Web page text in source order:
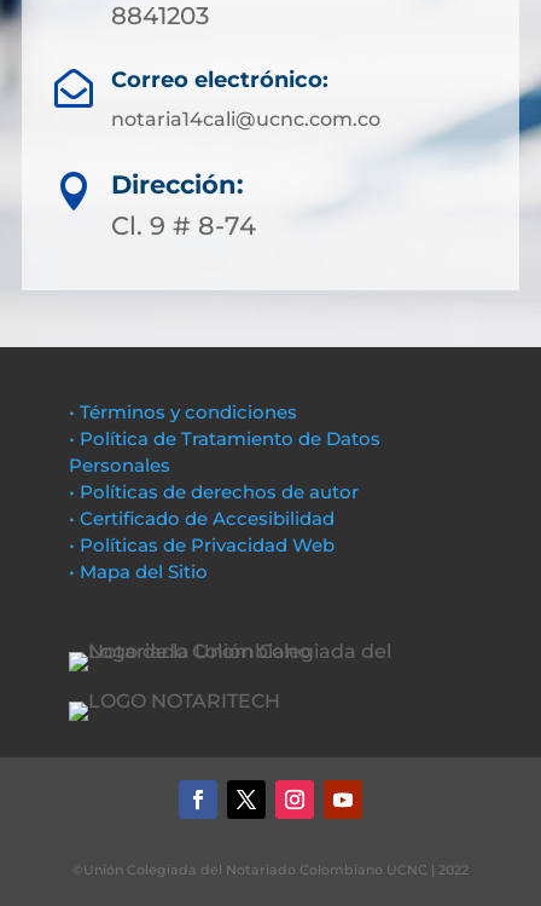
8841203
 Correo electrónico:
notaria14cali@ucnc.com.co

Dirección:
Cl. 9 # 8-74
• Términos y condiciones
• Política de Tratamiento de Datos
Personales
• Políticas de derechos de autor
• Certificado de Accesibilidad
• Políticas de Privacidad Web
• Mapa del Sitio
©Unión Colegiada del Notariado Colombiano UCNC | 2022